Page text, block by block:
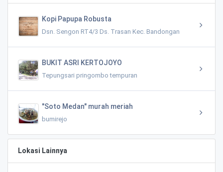
Kopi Papupa Robusta
Dsn. Sengon RT4/3 Ds. Trasan Kec. Bandongan
BUKIT ASRI KERTOJOYO
Tepungsari pringombo tempuran
"Soto Medan" murah meriah
bumirejo
Lokasi Lainnya